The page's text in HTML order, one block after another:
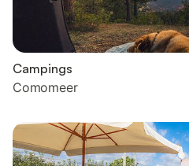
Campings
Comomeer